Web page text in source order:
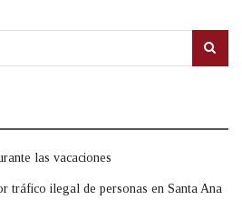
las vacaciones
tráfico ilegal de personas en Santa Ana